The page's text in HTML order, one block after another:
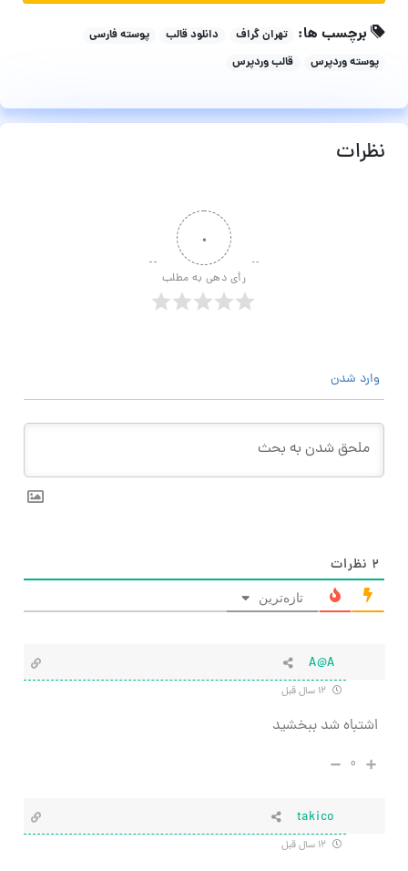
برچسب ها: تهران گراف دانلود قالب
پوسته فارسی
پوسته وردپرس
قالب وردپرس
نظرات
۰
رأی دهی به مطلب
وارد شدن
۲ نظرات
تازه‌ترین
A@A
اشتباه شد ببخشید
۰
takico